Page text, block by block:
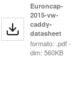
Euroncap-
2015-vw-
caddy-
datasheet
formato: .pdf -
dim: 560KB